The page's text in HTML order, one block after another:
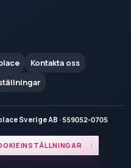
Kontakta oss
Sverige AB · 559052-0705